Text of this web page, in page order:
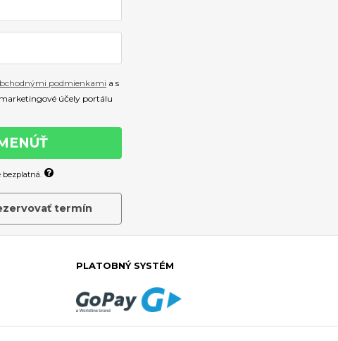
podmienkami a s
účely portálu
bezplatná.
termín
PLATOBNÝ SYSTÉM